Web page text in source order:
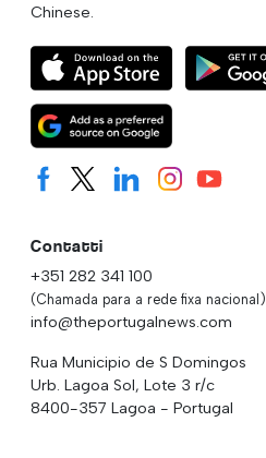
Chinese.
Contatti
+351 282 341 100
(Chamada para a rede fixa nacional)
info@theportugalnews.com
Rua Municipio de S Domingos
Urb. Lagoa Sol, Lote 3 r/c
8400-357 Lagoa - Portugal